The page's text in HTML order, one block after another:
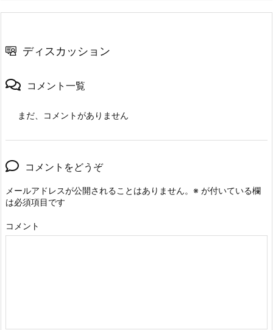
ディスカッション
コメント一覧
まだ、コメントがありません
コメントをどうぞ
メールアドレスが公開されることはありません。 ※ が付いている欄
は必須項目です
コメント